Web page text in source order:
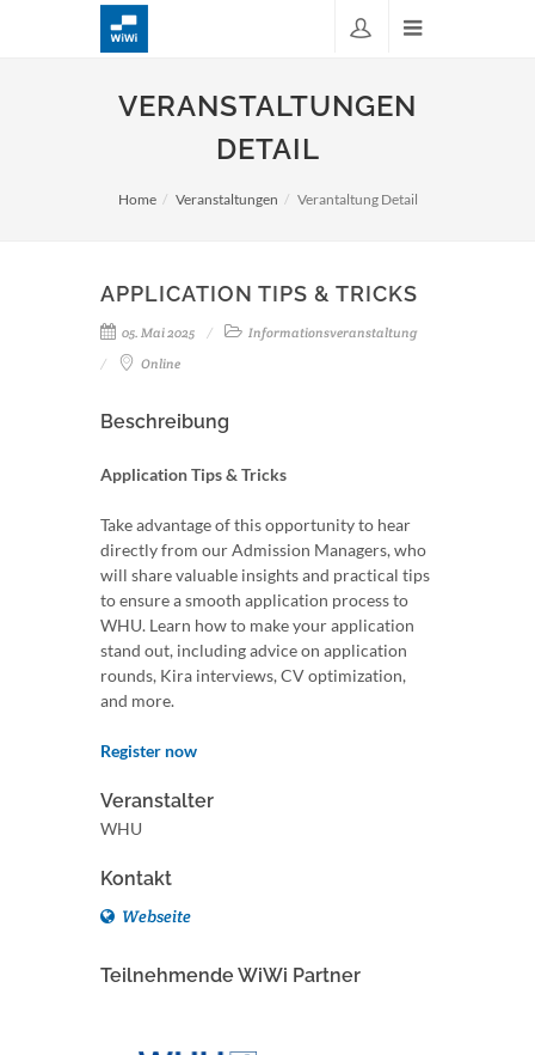
VERANSTALTUNGEN
DETAIL
Home Veranstaltungen Verantaltung Detail
APPLICATION TIPS & TRICKS
05. Mai 2025
Informationsveranstaltung
Online
Beschreibung
Application Tips & Tricks
Take advantage of this opportunity to hear
directly from our Admission Managers, who
will share valuable insights and practical tips
to ensure a smooth application process to
WHU. Learn how to make your application
stand out, including advice on application
rounds, Kira interviews, CV optimization,
and more.
Register now
Veranstalter
WHU
Kontakt
Webseite
Teilnehmende WiWi Partner